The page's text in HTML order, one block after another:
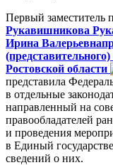
Первый заместитель
Рукавишникова
Ирина Валерьевна
Ростовской области
представила
в отдельные
направленный на
правообладателей
и проведения
в Единый
сведений о них.